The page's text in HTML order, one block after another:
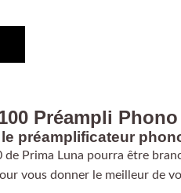
Préampli Phono
préamplificateur
de Prima Luna pourra être
vous donner le meilleur de